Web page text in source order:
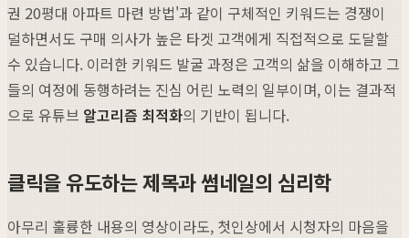
권 20평대 아파트 마련 방법'과 같이 구체적인 키워드는 경쟁이
덜하면서도 구매 의사가 높은 타겟 고객에게 직접적으로 도달할
수 있습니다. 이러한 키워드 발굴 과정은 고객의 삶을 이해하고 그
들의 여정에 동행하려는 진심 어린 노력의 일부이며, 이는 결과적
으로 유튜브 알고리즘 최적화의 기반이 됩니다.
클릭을 유도하는 제목과 썸네일의 심리학
아무리 훌륭한 내용의 영상이라도, 첫인상에서 시청자의 마음을